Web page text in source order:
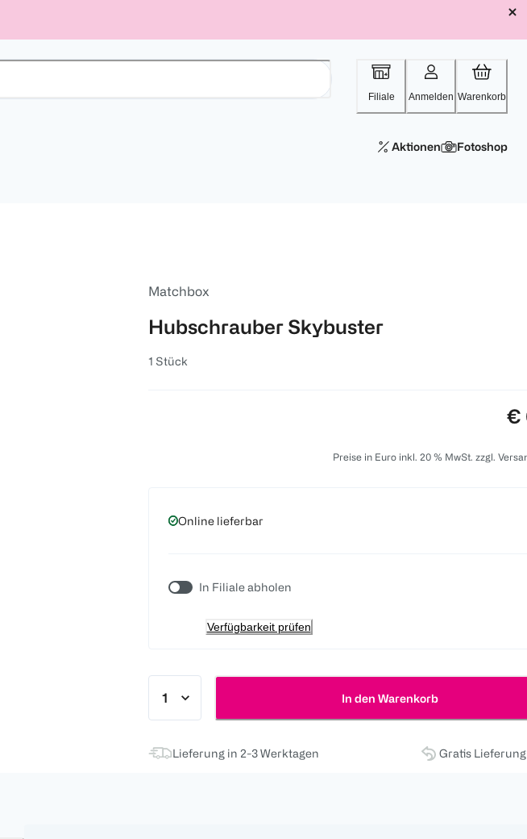
Filiale Anmelden Warenkorb
Aktionen Fotoshop
Matchbox
Hubschrauber Skybuster
1 Stück
€
Preise in Euro inkl. 20 % MwSt. zzgl.
Online lieferbar
In Filiale abholen
Verfügbarkeit prüfen
In den Warenkorb
Lieferung in 2-3 Werktagen Gratis